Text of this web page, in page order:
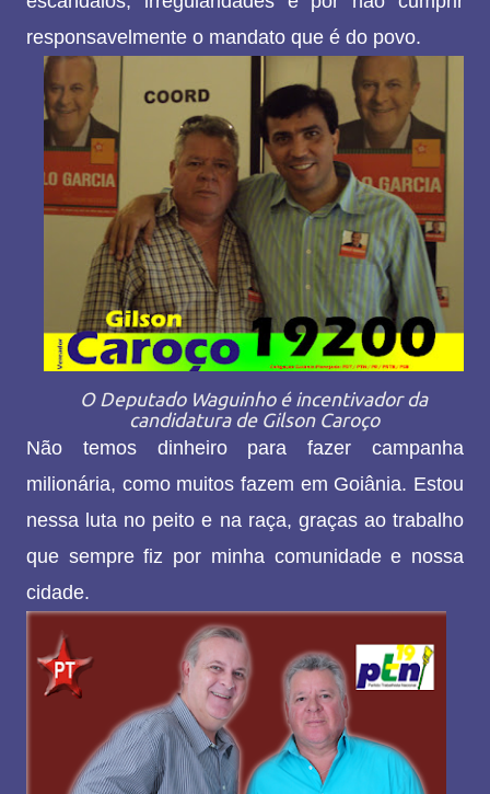
responsavelmente o mandato que é do povo.
O Deputado Waguinho é incentivador da
candidatura de Gilson Caroço
Não temos dinheiro para fazer campanha
milionária, como muitos fazem em Goiânia. Estou
nessa luta no peito e na raça, graças ao trabalho
que sempre fiz por minha comunidade e nossa
cidade.